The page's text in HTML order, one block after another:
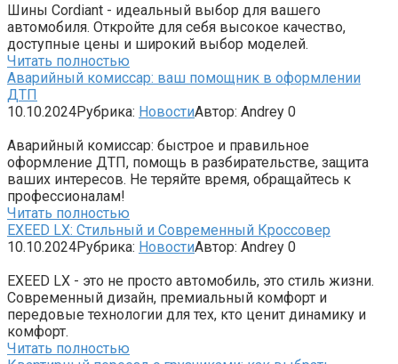
Шины Cordiant - идеальный выбор для вашего
автомобиля. Откройте для себя высокое качество,
доступные цены и широкий выбор моделей.
Читать полностью
Аварийный комиссар: ваш помощник в оформлении
ДТП
10.10.2024Рубрика: НовостиАвтор: Andrey 0
Аварийный комиссар: быстрое и правильное
оформление ДТП, помощь в разбирательстве, защита
ваших интересов. Не теряйте время, обращайтесь к
профессионалам!
Читать полностью
EXEED LX: Стильный и Современный Кроссовер
10.10.2024Рубрика: НовостиАвтор: Andrey 0
EXEED LX - это не просто автомобиль, это стиль жизни.
Современный дизайн, премиальный комфорт и
передовые технологии для тех, кто ценит динамику и
комфорт.
Читать полностью